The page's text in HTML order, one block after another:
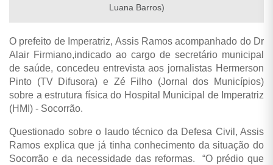
Luana Barros)
O prefeito de Imperatriz, Assis Ramos acompanhado do Dr
Alair Firmiano,indicado ao cargo de secretário municipal
de saúde, concedeu entrevista aos jornalistas Hermerson
Pinto (TV Difusora) e Zé Filho (Jornal dos Municípios)
sobre a estrutura física do Hospital Municipal de Imperatriz
(HMI) - Socorrão.
Questionado sobre o laudo técnico da Defesa Civil, Assis
Ramos explica que já tinha conhecimento da situação do
Socorrão e da necessidade das reformas. “O prédio que